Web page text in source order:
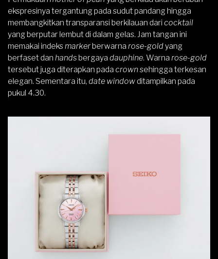
ekspresinya tergantung pada sudut pandang hingga
membangkitkan transparansi berkilauan dari cocktail
yang berputar lembut di dalam gelas. Jam tangan ini
memakai indeksmarker berwarna rose-goldyang
berfaset dan hands bergaya dauphine. Warna rose-gold
tersebut juga diterapkan pada crownsehingga terkesan
elegan. Sementara itu, date windowditampilkan pada
pukul 4.30.